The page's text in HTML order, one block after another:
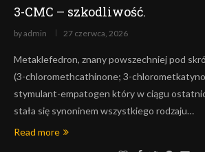
3-CMC – szkodliwość.
byadmin 27 czerwca, 2026
Metaklefedron, znany powszechniej pod
(3-chloromethcathinone; 3-
stymulant-empatogen który w ciągu
stała się synoninem wszystkiego rodzaju…
Read more